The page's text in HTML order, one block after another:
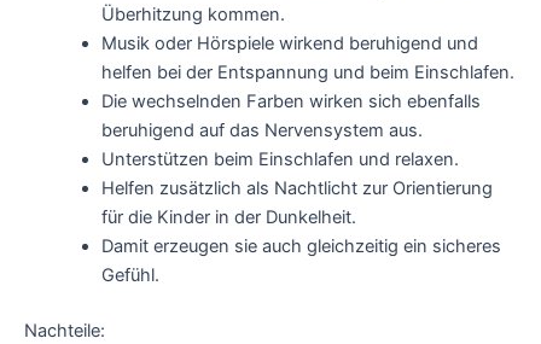
Überhitzung kommen.
Musik oder Hörspiele wirkend beruhigend und
helfen bei der Entspannung und beim Einschlafen.
Die wechselnden Farben wirken sich ebenfalls
beruhigend auf das Nervensystem aus.
Unterstützen beim Einschlafen und relaxen.
Helfen zusätzlich als Nachtlicht zur Orientierung
für die Kinder in der Dunkelheit.
Damit erzeugen sie auch gleichzeitig ein sicheres
Gefühl.
Nachteile: